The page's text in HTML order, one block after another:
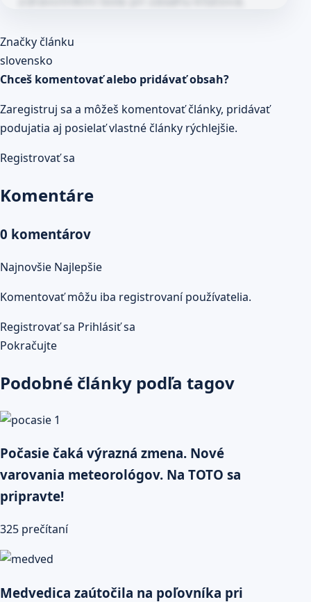
opatrne, aby sa minimalizovalo riziko
ďalších komplikácií. Pracovný úraz…
Článok pokračuje po kliknutí
Prečítaj celý článok
Značky článku
slovensko
Chceš komentovať alebo pridávať obsah?
Zaregistruj sa a môžeš komentovať články, pridávať
podujatia aj posielať vlastné články rýchlejšie.
Registrovať sa
Komentáre
0 komentárov
Najnovšie Najlepšie
Komentovať môžu iba registrovaní používatelia.
Registrovať sa Prihlásiť sa
Pokračujte
Podobné články podľa tagov
Počasie čaká výrazná zmena. Nové
varovania meteorológov. Na TOTO sa
pripravte!
325 prečítaní
Medvedica zaútočila na poľovníka pri